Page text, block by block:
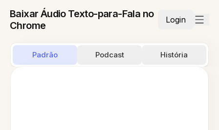
Baixar Áudio Texto-para-Fala no
Chrome
Login
Padrão Podcast História